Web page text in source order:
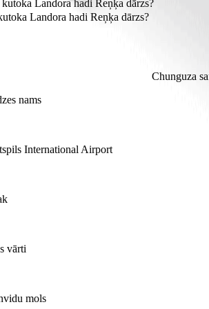
km 2.1 kutoka Landora.
Landora hadi Reņķa dārzs?
kutoka Landora hadi Reņķa dārzs kwa
Landora hadi Reņķa dārzs?
Chunguza
nams
International Airport
vārti
mols